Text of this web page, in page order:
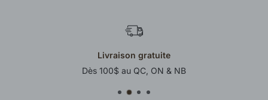
Livraison gratuite
Dès 100$ au QC, ON & NB